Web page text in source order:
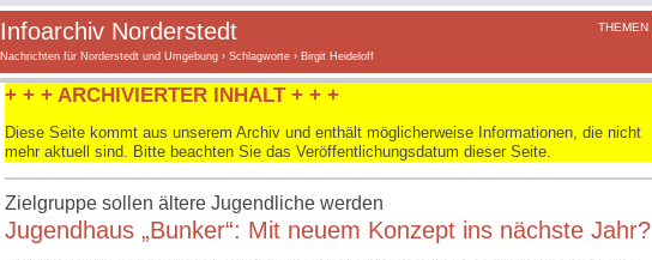
Infoarchiv Norderstedt THEMEN
Nachrichten für Norderstedt und Umgebung › Schlagworte › Birgit Heideloff
+ + + ARCHIVIERTER INHALT + + +
Diese Seite kommt aus unserem Archiv und enthält möglicherweise Informationen, die nicht
mehr aktuell sind. Bitte beachten Sie das Veröffentlichungsdatum dieser Seite.
Zielgruppe sollen ältere Jugendliche werden
Jugendhaus „Bunker“: Mit neuem Konzept ins nächste Jahr?